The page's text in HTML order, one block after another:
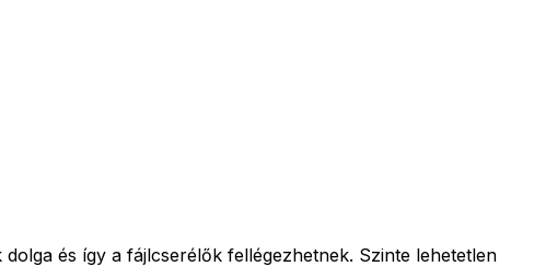
és így a fájlcserélők fellégezhetnek. Szinte lehetetlen